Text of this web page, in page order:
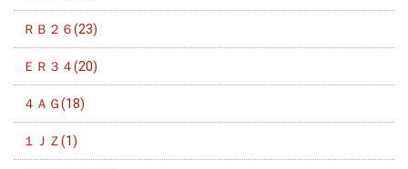
ＲＢ２６(23)
ＥＲ３４(20)
４ＡＧ(18)
１ＪＺ(1)